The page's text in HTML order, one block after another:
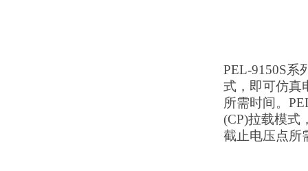
PEL-9150S系
式，即可仿真
所需时间。
(CP)拉载模式
截止电压点所